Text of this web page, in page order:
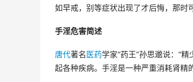
如早戒，别等症状出现了才后悔，那时
手淫危害简述
唐代著名 医药学家“药王”孙思邈说：“
起各种疾病。手淫是一种严重消耗肾精